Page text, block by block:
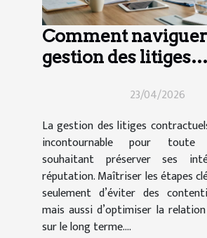
Comment
gestion des litiges
23/04/2026
La gestion des litiges
incontournable pour toute
souhaitant préserver ses
réputation. Maîtriser les étapes
seulement d’éviter des
mais aussi d’optimiser la
sur le long terme....